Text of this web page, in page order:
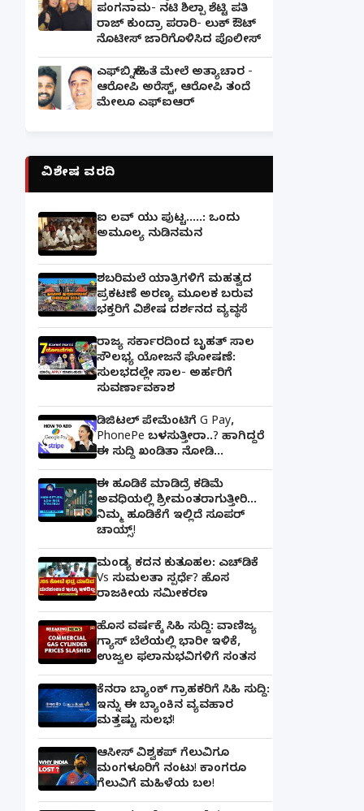
ಪಂಗನಾಮ- ನಟಿ ಶಿಲ್ಪಾ ಶೆಟ್ಟಿ ಪತಿ
ರಾಜ್ ಕುಂದ್ರಾ ಪರಾರಿ- ಲುಕ್ ಔಟ್
ನೊಟೀಸ್ ಜಾರಿಗೊಳಿಸಿದ ಪೊಲೀಸ್
ಎಫ್‌ಬಿ ಸ್ನೇಹಿತೆ ಮೇಲೆ ಅತ್ಯಾಚಾರ -
ಆರೋಪಿ ಅರೆಸ್ಟ್, ಆರೋಪಿ ತಂದೆ
ಮೇಲೂ ಎಫ್ಐಆರ್
ವಿಶೇಷ ವರದಿ
ಐ ಲವ್ ಯು ಪುಟ್ಟ.....: ಒಂದು
ಅಮೂಲ್ಯ ನುಡಿನಮನ
ಶಬರಿಮಲೆ ಯಾತ್ರಿಗಳಿಗೆ ಮಹತ್ವದ
ಪ್ರಕಟಣೆ ಅರಣ್ಯ ಮೂಲಕ ಬರುವ
ಭಕ್ತರಿಗೆ ವಿಶೇಷ ದರ್ಶನದ ವ್ಯವಸ್ಥೆ
ರಾಜ್ಯ ಸರ್ಕಾರದಿಂದ ಬೃಹತ್ ಸಾಲ
ಸೌಲಭ್ಯ ಯೋಜನೆ ಘೋಷಣೆ:
ಸುಲಭದಲ್ಲೇ ಸಾಲ- ಅರ್ಹರಿಗೆ
ಸುವರ್ಣಾವಕಾಶ
ಡಿಜಿಟಲ್ ಪೇಮೆಂಟಿಗೆ G Pay,
PhonePe ಬಳಸುತ್ತೀರಾ..? ಹಾಗಿದ್ದರೆ
ಈ ಸುದ್ದಿ ಖಂಡಿತಾ ನೋಡಿ...
ಈ ಹೂಡಿಕೆ ಮಾಡಿದ್ರೆ ಕಡಿಮೆ
ಅವಧಿಯಲ್ಲಿ ಶ್ರೀಮಂತರಾಗುತ್ತೀರಿ...
ನಿಮ್ಮ ಹೂಡಿಕೆಗೆ ಇಲ್ಲಿದೆ ಸೂಪರ್
ಚಾಯ್ಸ್‌!
ಮಂಡ್ಯ ಕದನ ಕುತೂಹಲ: ಎಚ್‌ಡಿಕೆ
Vs ಸುಮಲತಾ ಸ್ಪರ್ಧೆ? ಹೊಸ
ರಾಜಕೀಯ ಸಮೀಕರಣ
ಹೊಸ ವರ್ಷಕ್ಕೆ ಸಿಹಿ ಸುದ್ದಿ: ವಾಣಿಜ್ಯ
ಗ್ಯಾಸ್‌ ಬೆಲೆಯಲ್ಲಿ ಭಾರೀ ಇಳಿಕೆ,
ಉಜ್ವಲ ಫಲಾನುಭವಿಗಳಿಗೆ ಸಂತಸ
ಕೆನರಾ ಬ್ಯಾಂಕ್‌ ಗ್ರಾಹಕರಿಗೆ ಸಿಹಿ ಸುದ್ದಿ:
ಇನ್ನು ಈ ಬ್ಯಾಂಕಿನ ವ್ಯವಹಾರ
ಮತ್ತಷ್ಟು ಸುಲಭ!
ಆಸೀಸ್ ವಿಶ್ವಕಪ್ ಗೆಲುವಿಗೂ
ಮಂಗಳೂರಿಗೆ ನಂಟು! ಕಾಂಗರೂ
ಗೆಲುವಿಗೆ ಮಹಿಳೆಯ ಬಲ!